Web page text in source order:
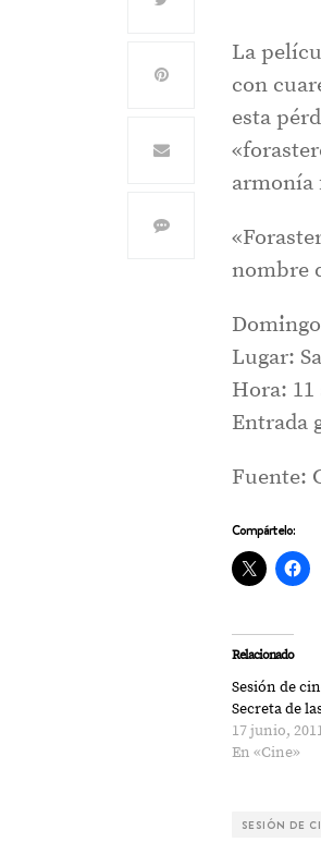
La
con
esta
armonía
nombre
Lugar:
Hora: 11
Entrada
Fuente:
Compártelo:
Relacionado
Sesión de
Secreta de
17 junio,
En «Cine»
SESIÓN DE